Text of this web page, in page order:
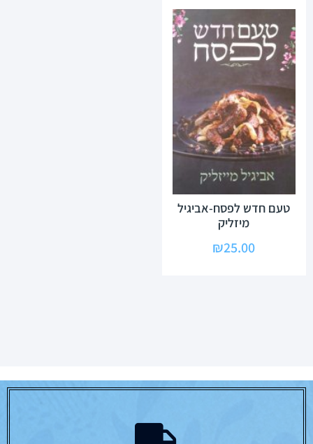
טעם חדש לפסח-אביגיל
מיזליק
₪25.00